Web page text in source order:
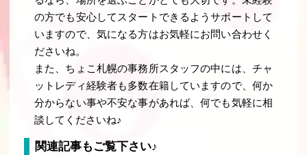
の方でも安心してスタートできるようサポートして
いますので、気になる方はお気軽にお問い合わせく
ださいね。
また、ちょこ札幌の事務所スタッフの中には、チャ
ットレディ経験者も多数在籍していますので、何か
分からない事や不安な事があれば、何でも気軽に相
談してくださいね♪
関連記事もご覧下さい♪